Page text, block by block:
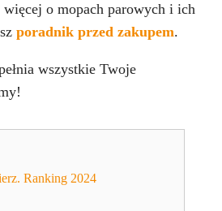
więcej o mopach parowych i ich
poradnik przed zakupem.
wszystkie Twoje
Ranking 2024